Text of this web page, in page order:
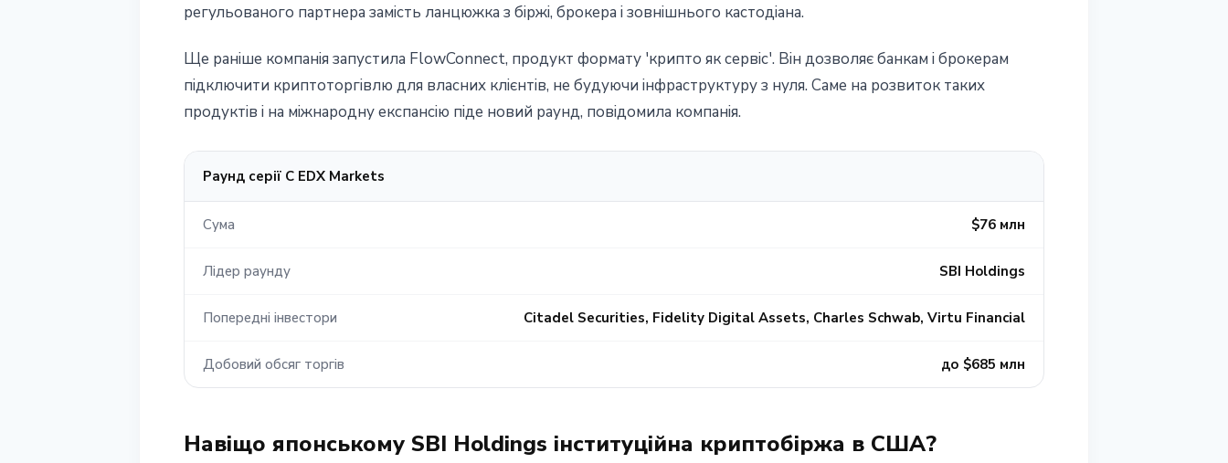
регульованого партнера замість ланцюжка з біржі, брокера і зовнішнього кастодіана.
Ще раніше компанія запустила FlowConnect, продукт формату 'крипто як сервіс'. Він дозволяє банкам і брокерам
підключити криптоторгівлю для власних клієнтів, не будуючи інфраструктуру з нуля. Саме на розвиток таких
продуктів і на міжнародну експансію піде новий раунд, повідомила компанія.
Раунд серії C EDX Markets
Сума $76 млн
Лідер раунду SBI Holdings
Попередні інвестори Citadel Securities, Fidelity Digital Assets, Charles Schwab, Virtu Financial
Добовий обсяг торгів до $685 млн
Навіщо японському SBI Holdings інституційна криптобіржа в США?